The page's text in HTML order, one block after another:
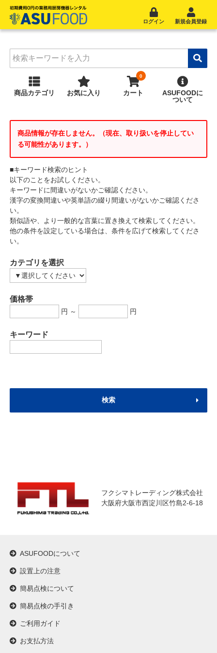
ログイン 新規会員登録
商品カテゴリ お気に入り カート ASUFOODに
ついて
商品情報が存在しません。（現在、取り扱いを停止してい
る可能性があります。）
■キーワード検索のヒント
以下のことをお試しください。
キーワードに間違いがないかご確認ください。
漢字の変換間違いや英単語の綴り間違いがないかご確認くださ
い。
類似語や、より一般的な言葉に置き換えて検索してください。
他の条件を設定している場合は、条件を広げて検索してくださ
い。
カテゴリを選択
価格帯
円 ～ 円
キーワード
フクシマトレーディング株式会社
大阪府大阪市西淀川区竹島2-6-18
ASUFOODについて
設置上の注意
簡易点検について
簡易点検の手引き
ご利用ガイド
お支払方法